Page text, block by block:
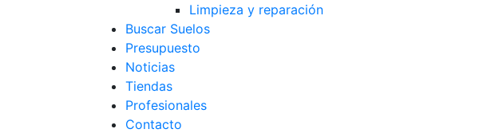
Limpieza y reparación
Buscar Suelos
Presupuesto
Noticias
Tiendas
Profesionales
Contacto